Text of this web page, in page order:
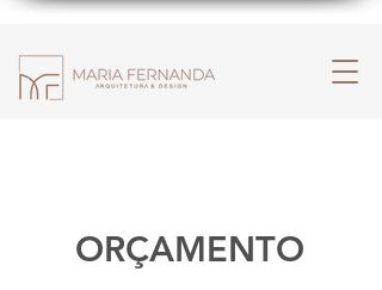
ORÇAMENTO